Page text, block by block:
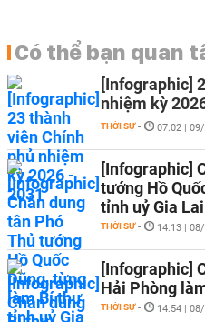
Có thể bạn quan
[Infographic]
nhiệm kỳ
THỜI SỰ - 07:02 |
[Infographic]
tướng Hồ
tỉnh uỷ Gia Lai
THỜI SỰ - 14:13 |
[Infographic]
Hải Phòng
THỜI SỰ - 14:54 |